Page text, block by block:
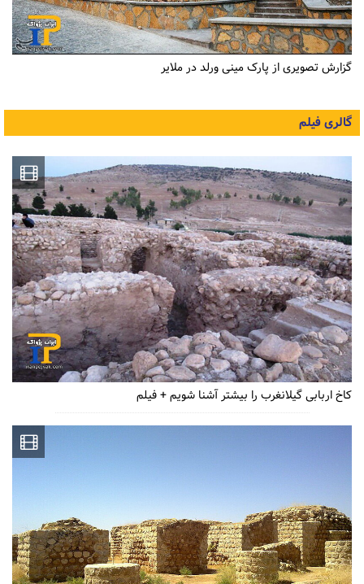
گزارش تصویری از پارک مینی ورلد در ملایر
گالری فیلم
کاخ اربابی گیلانغرب را بیشتر آشنا شویم + فیلم